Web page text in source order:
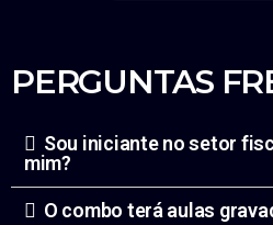
PERGUNTAS
Sou iniciante no setor
mim?
O combo terá aulas